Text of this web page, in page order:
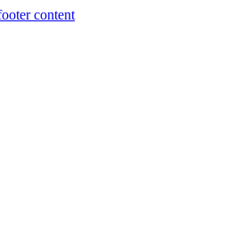
content